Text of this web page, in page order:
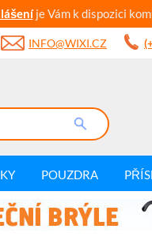
je Vám k dispozici
INFO@WIXI.CZ
POUZDRA